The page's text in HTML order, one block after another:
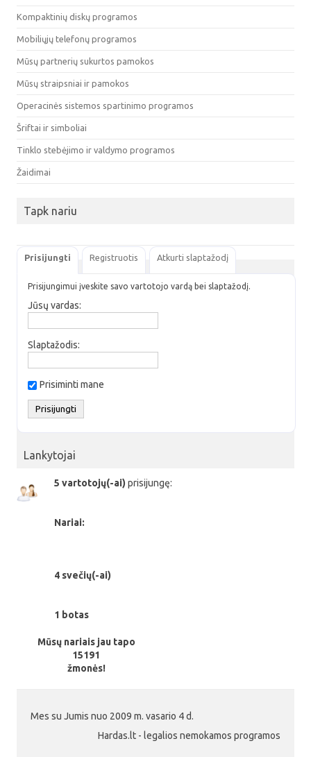
Kompaktinių diskų programos
Mobiliųjų telefonų programos
Mūsų partnerių sukurtos pamokos
Mūsų straipsniai ir pamokos
Operacinės sistemos spartinimo programos
Šriftai ir simboliai
Tinklo stebėjimo ir valdymo programos
Žaidimai
Tapk nariu
Prisijungti Registruotis Atkurti slaptažodį
Prisijungimui įveskite savo vartotojo vardą bei slaptažodį.
Jūsų vardas:
Slaptažodis:
Prisiminti mane
Lankytojai
5 vartotojų(-ai) prisijungę:
Nariai:
4 svečių(-ai)
1 botas
Mūsų nariais jau tapo
15191
žmonės!
Mes su Jumis nuo 2009 m. vasario 4 d.
Hardas.lt - legalios nemokamos programos